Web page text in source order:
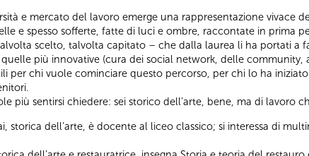
e mercato del lavoro emerge una rappresentazione
e spesso sofferte, fatte di luci e ombre, raccontate in prima
scelto, talvolta capitato – che dalla laurea li ha portati a
più innovative (cura dei social network, delle community,
per chi vuole cominciare questo percorso, per chi lo ha
più sentirsi chiedere: sei storico dell’arte, bene, ma di lavoro
storica dell’arte, è docente al liceo classico; si interessa di